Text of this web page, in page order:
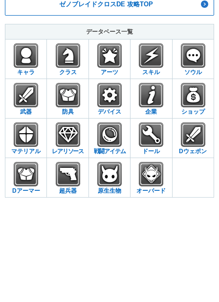
ゼノブレイドクロスDE 攻略TOP
データベース一覧
キャラ クラス アーツ スキル ソウル
武器 防具 デバイス 企業 ショップ
マテリアル レアリソース 戦闘アイテム ドール Dウェポン
Dアーマー 超兵器 原生生物 オーバード